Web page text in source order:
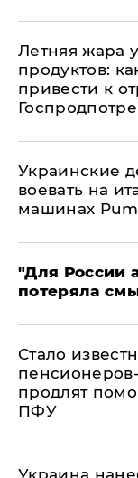
Летняя жара
продуктов:
привести к
Украинские
воевать на
машинах
"Для России
потеряла
Стало
продлят
ПФУ
Украина